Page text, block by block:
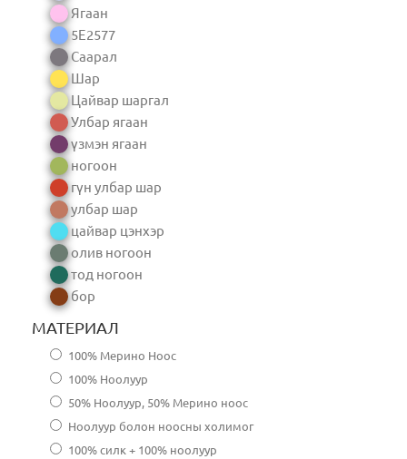
Ягаан
5E2577
Саарал
Шар
Цайвар шаргал
Улбар ягаан
үзмэн ягаан
ногоон
гүн улбар шар
улбар шар
цайвар цэнхэр
олив ногоон
тод ногоон
бор
МАТЕРИАЛ
100% Мерино Ноос
100% Ноолуур
50% Ноолуур, 50% Мерино ноос
Ноолуур болон ноосны холимог
100% силк + 100% ноолуур